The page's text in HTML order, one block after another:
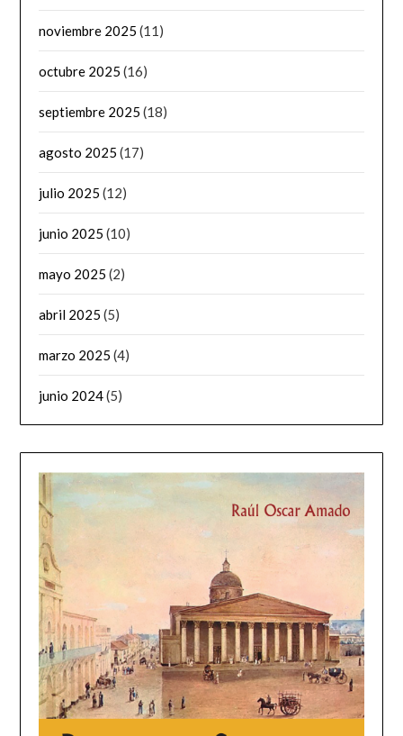
noviembre 2025 (11)
octubre 2025 (16)
septiembre 2025 (18)
agosto 2025 (17)
julio 2025 (12)
junio 2025 (10)
mayo 2025 (2)
abril 2025 (5)
marzo 2025 (4)
junio 2024(5)